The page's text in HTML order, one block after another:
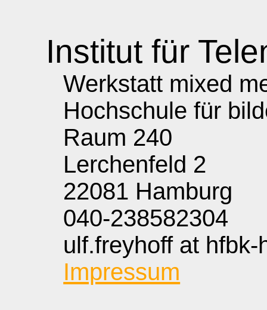
Institut für
Werkstatt mixed
Hochschule für
Raum 240
Lerchenfeld 2
22081 Hamburg
040-238582304
ulf.freyhoff at hfbk-
Impressum